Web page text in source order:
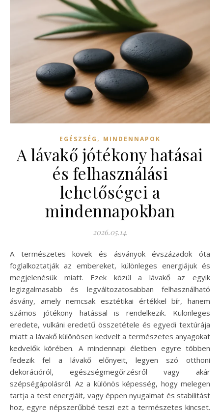
EGÉSZSÉG , MINDENNAPOK
A lávakő jótékony hatásai
és felhasználási
lehetőségei a
mindennapokban
2026.05.14.
A természetes kövek és ásványok évszázadok óta
foglalkoztatják az embereket, különleges energiájuk és
megjelenésük miatt. Ezek közül a lávakő az egyik
legizgalmasabb és legváltozatosabban felhasználható
ásvány, amely nemcsak esztétikai értékkel bír, hanem
számos jótékony hatással is rendelkezik. Különleges
eredete, vulkáni eredetű összetétele és egyedi textúrája
miatt a lávakő különösen kedvelt a természetes anyagokat
kedvelők körében. A mindennapi életben egyre többen
fedezik fel a lávakő előnyeit, legyen szó otthoni
dekorációról, egészségmegőrzésről vagy akár
szépségápolásról. Az a különös képesség, hogy melegen
tartja a test energiáit, vagy éppen nyugalmat és stabilitást
hoz, egyre népszerűbbé teszi ezt a természetes kincset.